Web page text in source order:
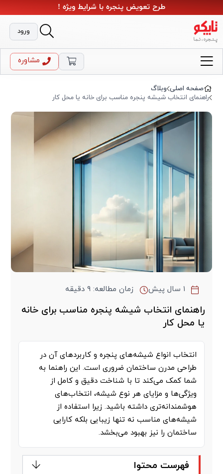
طرح تعویض پنجره با شرایط ویژه !
ورود
مشاوره
صفحه اصلی وبلاگ
راهنمای انتخاب شیشه پنجره مناسب برای خانه یا محل کار
۱ سال پیش زمان مطالعه: ۹ دقیقه
راهنمای انتخاب شیشه پنجره مناسب برای خانه
یا محل کار
انتخاب انواع شیشه‌های پنجره و کاربردهای آن در
طراحی مدرن ساختمان ضروری است. این راهنما به
شما کمک می‌کند تا با شناخت دقیق و کامل از
ویژگی‌ها و مزایای هر نوع شیشه، انتخاب‌های
هوشمندانه‌تری داشته باشید. زیرا استفاده از
شیشه‌های مناسب نه تنها زیبایی بلکه کارایی
ساختمان را نیز بهبود می‌بخشد.
فهرست محتوا